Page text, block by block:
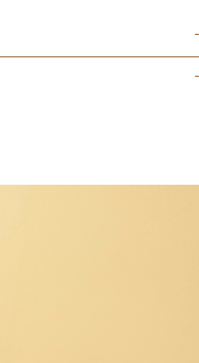
de irritación, no dejar envase abierto